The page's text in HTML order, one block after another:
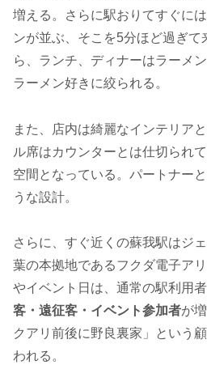
増える。さらに駅おりてすぐに
ンが並ぶ、そこを5分ほど過ぎ
ら、ランチ、ディナーはラーメ
ラーメン好きに絞られる。
また、店内は綺麗なインテリア
ル席はカウンターとは仕切られ
空間となっている。パートナー
うな設計。
さらに、すぐ近くの蘇我駅はジ
葉の本拠地であるフクダ電子ア
やイベント日は、通常の駅利用者
客・遠征客・イベント参加者が
クアリ前後に野良裏家」という
われる。